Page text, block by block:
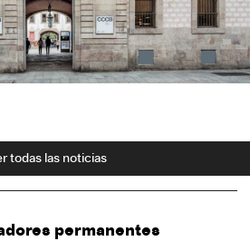
todas las noticias
permanentes